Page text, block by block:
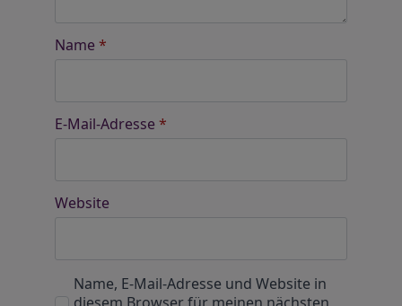
Name *
E-Mail-Adresse *
Website
Name, E-Mail-Adresse und Website in